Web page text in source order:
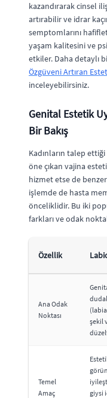
kazandırarak cinsel
artırabilir ve idrar
semptomlarını
yaşam kalitesini ve
etkiler. Daha detaylı
Özgüveni Artıran
inceleyebilirsiniz.
Genital Estetik
Bir Bakış
Kadınların talep
öne çıkan vajina
hizmet etse de
işlemde de hasta
önceliklidir. Bu iki
farkları ve odak
Özellik
Ana Odak
Noktası
şekil
Temel
Amaç
giysi